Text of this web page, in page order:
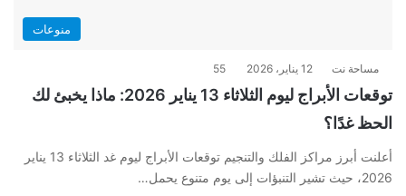
منوعات
مساحة نت 12 يناير، 2026 55
توقعات الأبراج ليوم الثلاثاء 13 يناير 2026: ماذا يخبئ لك
الحظ غدًا؟
أعلنت أبرز مراكز الفلك والتنجيم توقعات الأبراج ليوم غد الثلاثاء 13 يناير
2026، حيث تشير التنبؤات إلى يوم متنوع يحمل…